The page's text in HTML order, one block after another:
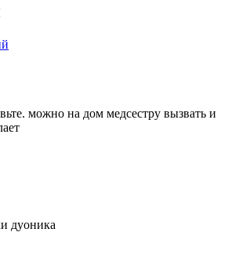
можно на дом медсестру вызвать и
дуоника